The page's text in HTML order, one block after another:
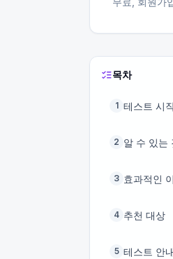
목차
1 테스트 시
2 알 수 있는
3 효과적인
4 추천 대상
5 테스트 안내